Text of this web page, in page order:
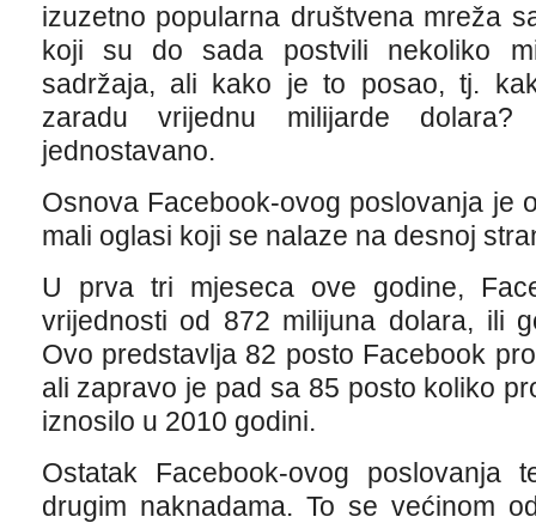
izuzetno popularna društvena mreža
koji su do sada postvili nekoliko
sadržaja, ali kako je to posao, tj.
zaradu vrijednu milijarde
jednostavano.
Osnova Facebook-ovog poslovanja je
mali oglasi koji se nalaze na desnoj
U prva tri mjeseca ove godine,
vrijednosti od 872 milijuna dolara, ili
Ovo predstavlja 82 posto Facebook
ali zapravo je pad sa 85 posto koliko
iznosilo u 2010 godini.
Ostatak Facebook-ovog poslovanja
drugim naknadama. To se većinom